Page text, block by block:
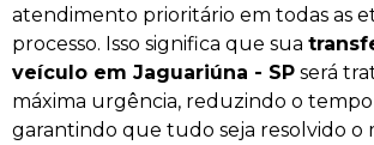
atendimento prioritário em todas as
processo. Isso significa que sua
veículo em Jaguariúna - SP será
máxima urgência, reduzindo o tempo
garantindo que tudo seja resolvido o